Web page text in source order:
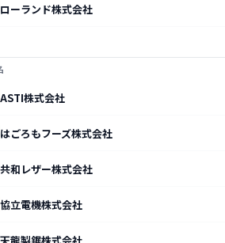
ローランド株式会社
ASTI株式会社
はごろもフーズ株式会社
共和レザー株式会社
協立電機株式会社
天龍製鋸株式会社